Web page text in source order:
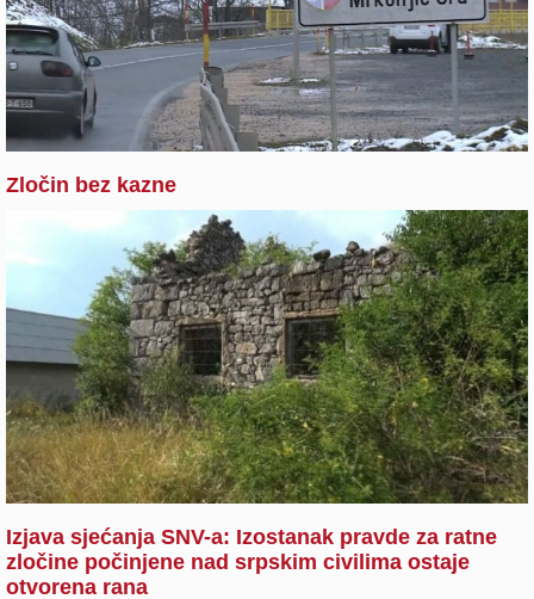
Zločin bez kazne
Izjava sjećanja SNV-a: Izostanak pravde za ratne
zločine počinjene nad srpskim civilima ostaje
otvorena rana